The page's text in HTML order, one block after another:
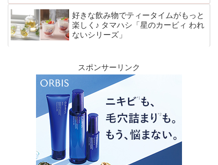
好きな飲み物でティータイムがもっと
楽しく♪ タマハシ「星のカービィ われ
ないシリーズ」
スポンサーリンク